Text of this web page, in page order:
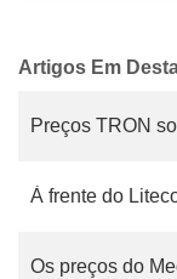
Artigos Em
Preços TRON
À frente do
Os preços do